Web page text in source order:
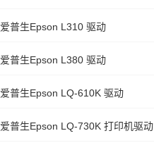
爱普生Epson L310 驱动
爱普生Epson L380 驱动
爱普生Epson LQ-610K 驱动
爱普生Epson LQ-730K 打印机驱动